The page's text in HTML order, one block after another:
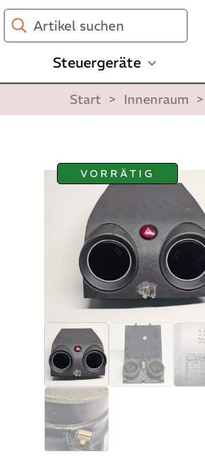
Artikel
suchen
Steuergeräte
Start > Innenraum >
VORRÄTIG